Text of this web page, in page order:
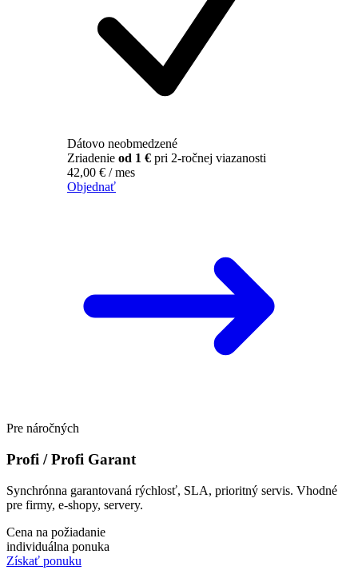
Dátovo neobmedzené
Zriadenie od 1 € pri 2-ročnej viazanosti
42,00 € / mes
Objednať
Pre náročných
Profi / Profi Garant
Synchrónna garantovaná rýchlosť, SLA, prioritný servis. Vhodné
pre firmy, e-shopy, servery.
Cena na požiadanie
individuálna ponuka
Získať ponuku